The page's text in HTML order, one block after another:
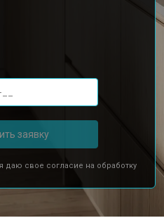
заявку
даю свое согласие на обработку